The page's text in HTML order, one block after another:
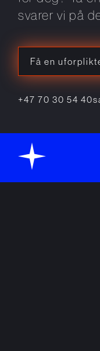
svarer vi på
Få en
+47 70 30 54 40